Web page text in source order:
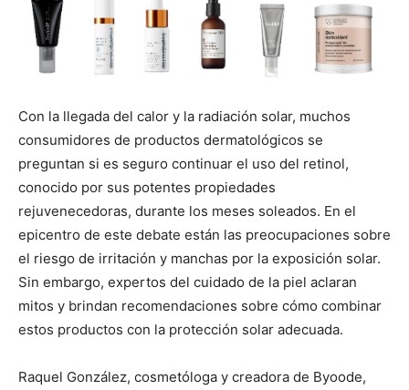
Con la llegada del calor y la radiación solar, muchos
consumidores de productos dermatológicos se
preguntan si es seguro continuar el uso del retinol,
conocido por sus potentes propiedades
rejuvenecedoras, durante los meses soleados. En el
epicentro de este debate están las preocupaciones sobre
el riesgo de irritación y manchas por la exposición solar.
Sin embargo, expertos del cuidado de la piel aclaran
mitos y brindan recomendaciones sobre cómo combinar
estos productos con la protección solar adecuada.
Raquel González, cosmetóloga y creadora de Byoode,